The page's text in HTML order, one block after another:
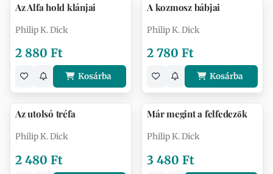
Az Alfa hold klánjai
Philip K. Dick
2 880 Ft
Kosárba
A kozmosz bábjai
Philip K. Dick
2 780 Ft
Kosárba
Az utolsó tréfa
Philip K. Dick
2 480 Ft
Már megint a felfedezők
Philip K. Dick
3 480 Ft